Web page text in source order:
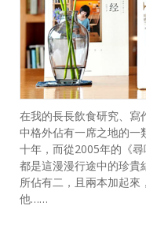
在我的長長飲食研究、寫
中格外佔有一席之地的
十年，而從2005年的《
都是這漫漫行途中的珍貴
所佔有二，且兩本加起
他……